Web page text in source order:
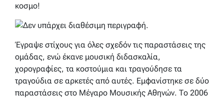
κοσμο!
Έγραψε στίχους για όλες σχεδόν τις παραστάσεις της
ομάδας, ενώ έκανε μουσική διδασκαλία,
χορογραφίες, τα κοστούμια και τραγούδησε τα
τραγούδια σε αρκετές από αυτές. Εμφανίστηκε σε δύο
παραστάσεις στο Μέγαρο Μουσικής Αθηνών. Το 2006